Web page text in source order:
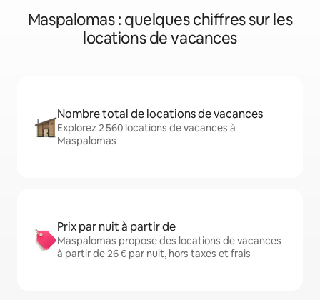
Maspalomas : quelques chiffres sur les
locations de vacances
Nombre total de locations de vacances
Explorez 2 560 locations de vacances à
Maspalomas
Prix par nuit à partir de
Maspalomas propose des locations de vacances
à partir de 26 € par nuit, hors taxes et frais